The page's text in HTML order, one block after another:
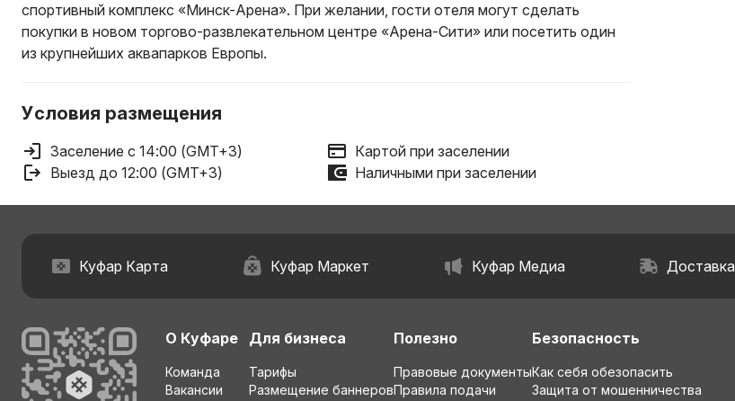
спортивный комплекс «Минск-Арена». При желании, гости отеля могут сделать
покупки в новом торгово-развлекательном центре «Арена-Сити» или посетить один
из крупнейших аквапарков Европы.
Условия размещения
Заселение с 14:00 (GMT+3)
Выезд до 12:00 (GMT+3)
Картой при заселении
Наличными при заселении
Куфар Карта Куфар Маркет Куфар Медиа Доставка
О Куфаре
Команда
Вакансии
Для бизнеса
Тарифы
Размещение баннеров
Полезно
Правовые документы
Правила подачи
Безопасность
Как себя обезопасить
Защита от мошенничества